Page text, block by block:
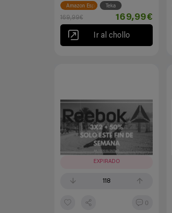
Amazon España Teka
169,99€ 169,99€
Ir al chollo
EXPIRADO
118
0